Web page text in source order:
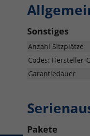
Sonstiges
Anzahl Sitzplätze
Codes: Hersteller-
Garantiedauer
Pakete